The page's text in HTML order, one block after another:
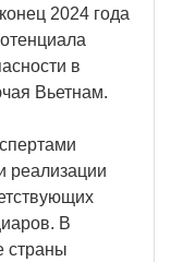
2024 года
в
Вьетнам.
реализации
В
страны